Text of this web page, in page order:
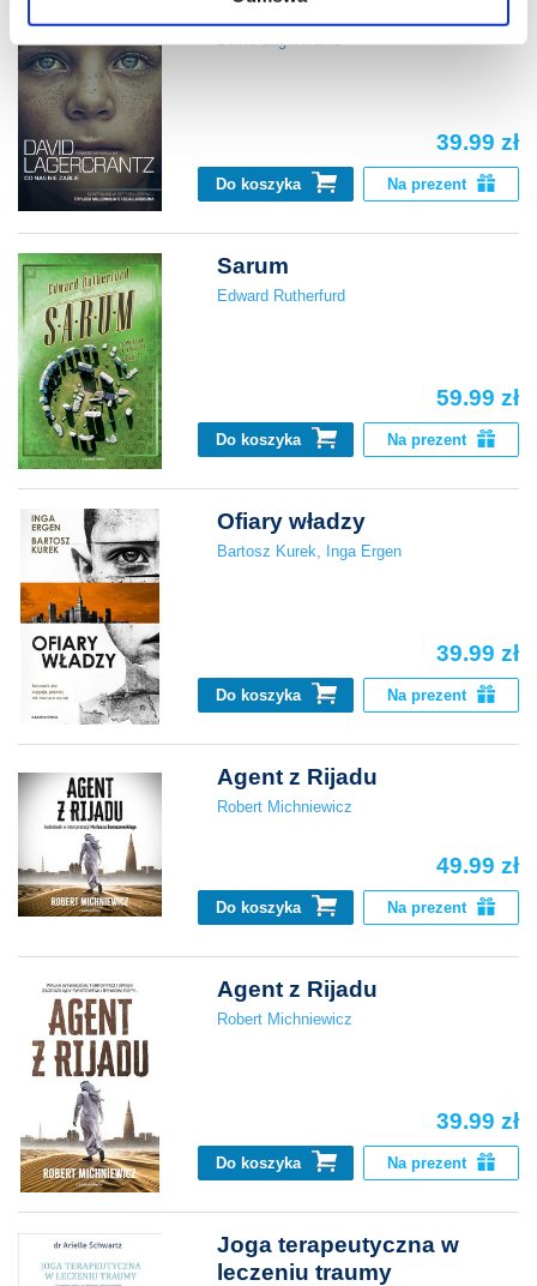
Co nas nie zabije
39.99 zł
Do koszyka Na prezent
Sarum
Edward Rutherfurd
59.99 zł
Do koszyka Na prezent
Ofiary władzy
Bartosz Kurek Inga Ergen
39.99 zł
Do koszyka Na prezent
Agent z Rijadu
Robert Michniewicz
49.99 zł
Do koszyka Na prezent
Agent z Rijadu
Robert Michniewicz
39.99 zł
Do koszyka Na prezent
Joga terapeutyczna w
leczeniu traumy